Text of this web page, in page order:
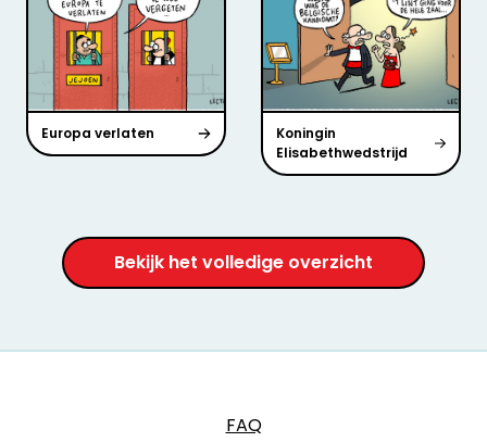
Europa verlaten
Koningin
Elisabethwedstrijd
Bekijk het volledige overzicht
FAQ